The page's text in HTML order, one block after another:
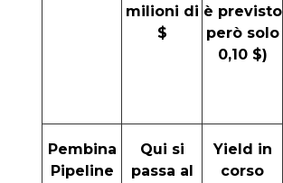
milioni di
$
è previsto
però solo
0,10 $)
Pembina
Pipeline
Qui si
passa al
Yield in
corso